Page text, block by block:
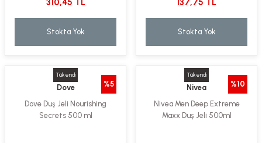
310,45 TL
Stokta Yok
137,75 TL
Stokta Yok
Tükendi
%5
Dove
Dove Duş Jeli Nourishing
Secrets 500 ml
Tükendi
%10
Nivea
Nivea Men Deep Extreme
Maxx Duş Jeli 500ml